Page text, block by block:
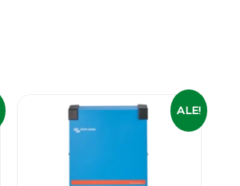
ALE!
oli:
Praegune
hind